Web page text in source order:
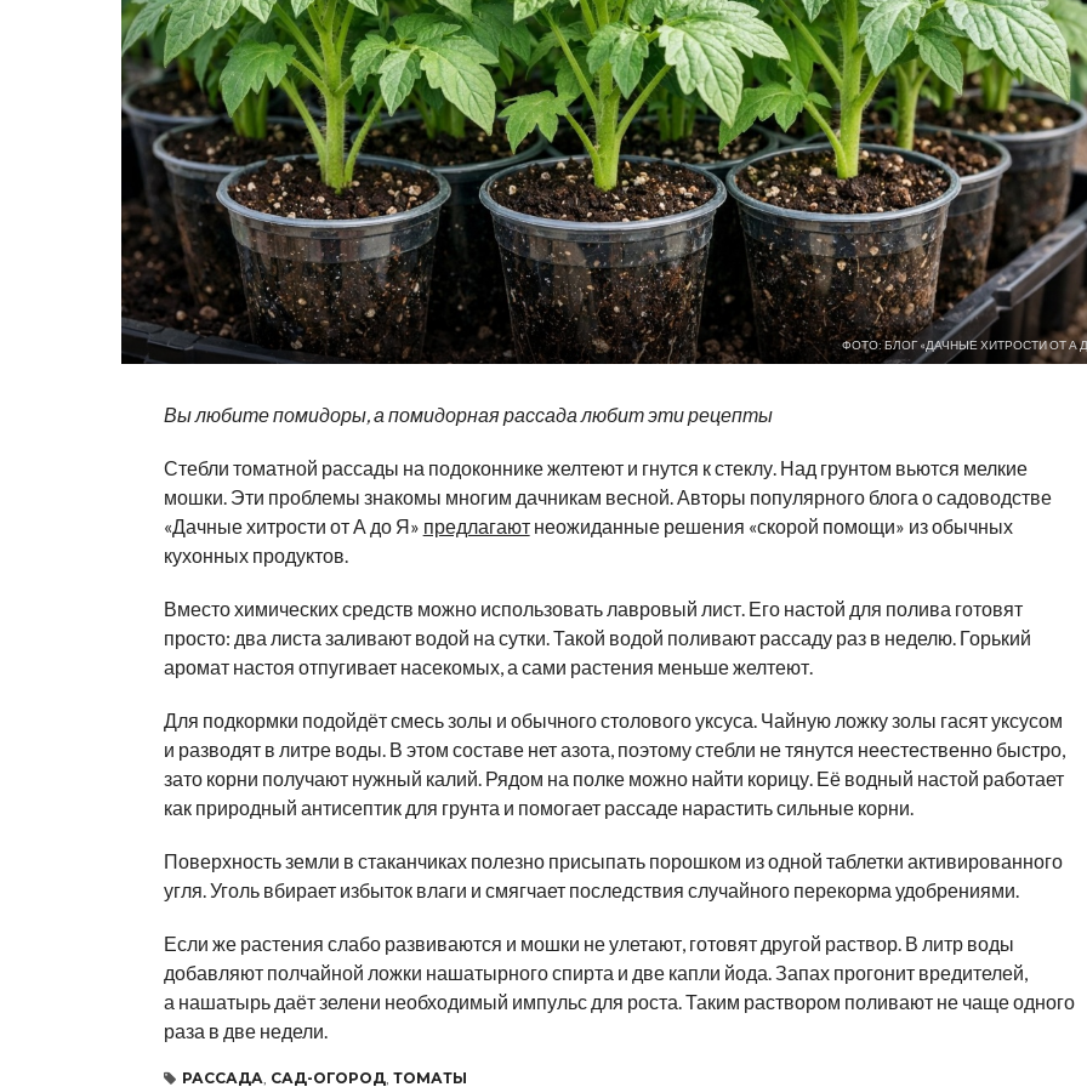
ФОТО: БЛОГ «ДАЧНЫЕ ХИТРОСТИ ОТ А
Вы любите помидоры, а помидорная рассада любит эти рецепты
Стебли томатной рассады на подоконнике желтеют и гнутся к стеклу. Над грунтом вьются мелкие
мошки. Эти проблемы знакомы многим дачникам весной. Авторы популярного блога о садоводстве
«Дачные хитрости от А до Я» предлагаютнеожиданные решения «скорой помощи» из обычных
кухонных продуктов.
Вместо химических средств можно использовать лавровый лист. Его настой для полива готовят
просто: два листа заливают водой на сутки. Такой водой поливают рассаду раз в неделю. Горький
аромат настоя отпугивает насекомых, а сами растения меньше желтеют.
Для подкормки подойдёт смесь золы и обычного столового уксуса. Чайную ложку золы гасят уксусом
и разводят в литре воды. В этом составе нет азота, поэтому стебли не тянутся неестественно быстро,
зато корни получают нужный калий. Рядом на полке можно найти корицу. Её водный настой работает
как природный антисептик для грунта и помогает рассаде нарастить сильные корни.
Поверхность земли в стаканчиках полезно присыпать порошком из одной таблетки активированного
угля. Уголь вбирает избыток влаги и смягчает последствия случайного перекорма удобрениями.
Если же растения слабо развиваются и мошки не улетают, готовят другой раствор. В литр воды
добавляют полчайной ложки нашатырного спирта и две капли йода. Запах прогонит вредителей,
а нашатырь даёт зелени необходимый импульс для роста. Таким раствором поливают не чаще одного
раза в две недели.
РАССАДА САД-ОГОРОД, ТОМАТЫ